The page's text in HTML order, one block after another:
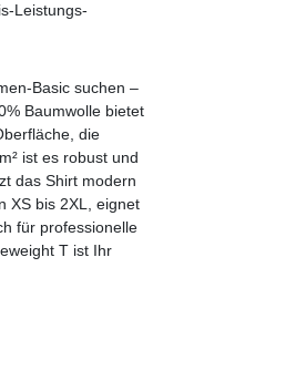
Leistungs-
Basic suchen –
Baumwolle bietet
die
ist es robust und
das Shirt modern
XS bis 2XL, eignet
für professionelle
T ist Ihr